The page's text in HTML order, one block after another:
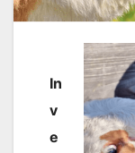
In
v
e